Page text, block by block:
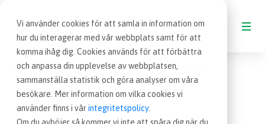
Vi använder cookies för att samla in information om
hur du interagerar med vår webbplats samt för att
komma ihåg dig. Cookies används för att förbättra
och anpassa din upplevelse av webbplatsen,
sammanställa statistik och göra analyser om våra
besökare. Mer information om vilka cookies vi
använder finns i vårintegritetspolicy.
BLOGG
VAD ÄR INKÖP
Blogg Så väljer du rätt spendanalyssystem